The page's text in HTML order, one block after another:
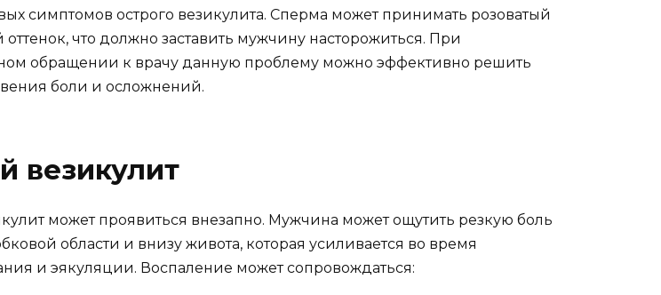
симптомов острого везикулита. Сперма может принимать розоватый
что должно заставить мужчину насторожиться. При
обращении к врачу данную проблему можно эффективно решить
боли и осложнений.
везикулит
может проявиться внезапно. Мужчина может ощутить резкую боль
области и внизу живота, которая усиливается во время
и эякуляции. Воспаление может сопровождаться: